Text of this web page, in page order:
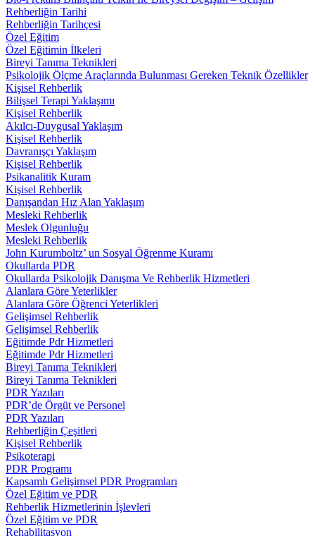
Rehberliğin Tarihi
Rehberliğin Tarihçesi
Özel Eğitim
Özel Eğitimin İlkeleri
Bireyi Tanıma Teknikleri
Psikolojik Ölçme Araçlarında Bulunması Gereken Teknik Özellikler
Kişisel Rehberlik
Bilişsel Terapi Yaklaşımı
Kişisel Rehberlik
Akılcı-Duygusal Yaklaşım
Kişisel Rehberlik
Davranışçı Yaklaşım
Kişisel Rehberlik
Psikanalitik Kuram
Kişisel Rehberlik
Danışandan Hız Alan Yaklaşım
Mesleki Rehberlik
Meslek Olgunluğu
Mesleki Rehberlik
John Kurumboltz’ un Sosyal Öğrenme Kuramı
Okullarda PDR
Okullarda Psikolojik Danışma Ve Rehberlik Hizmetleri
Alanlara Göre Yeterlikler
Alanlara Göre Öğrenci Yeterlikleri
Gelişimsel Rehberlik
Gelişimsel Rehberlik
Eğitimde Pdr Hizmetleri
Eğitimde Pdr Hizmetleri
Bireyi Tanıma Teknikleri
Bireyi Tanıma Teknikleri
PDR Yazıları
PDR’de Örgüt ve Personel
PDR Yazıları
Rehberliğin Çeşitleri
Kişisel Rehberlik
Psikoterapi
PDR Programı
Kapsamlı Gelişimsel PDR Programları
Özel Eğitim ve PDR
Rehberlik Hizmetlerinin İşlevleri
Özel Eğitim ve PDR
Rehabilitasyon